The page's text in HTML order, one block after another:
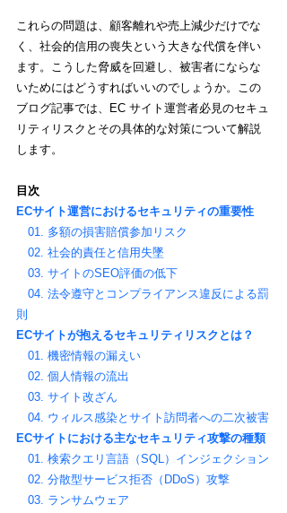
これらの問題は、顧客離れや売上減少だけでな
く、社会的信用の喪失という大きな代償を伴い
ます。こうした脅威を回避し、被害者にならな
いためにはどうすればいいのでしょうか。この
ブログ記事では、EC サイト運営者必見のセキュ
リティリスクとその具体的な対策について解説
します。
目次
ECサイト運営におけるセキュリティの重要性
01. 多額の損害賠償参加リスク
02. 社会的責任と信用失墜
03. サイトのSEO評価の低下
04. 法令遵守とコンプライアンス違反による罰
則
ECサイトが抱えるセキュリティリスクとは？
01. 機密情報の漏えい
02. 個人情報の流出
03. サイト改ざん
04. ウィルス感染とサイト訪問者への二次被害
ECサイトにおける主なセキュリティ攻撃の種類
01. 検索クエリ言語（SQL）インジェクション
02. 分散型サービス拒否（DDoS）攻撃
03. ランサムウェア